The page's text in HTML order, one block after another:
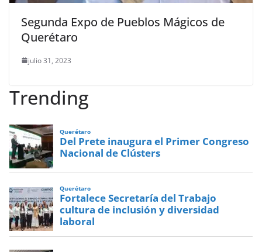
Segunda Expo de Pueblos Mágicos de
Querétaro
julio 31, 2023
Trending
Querétaro
Del Prete inaugura el Primer Congreso
Nacional de Clústers
Querétaro
Fortalece Secretaría del Trabajo
cultura de inclusión y diversidad
laboral